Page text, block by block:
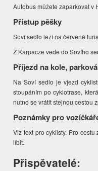
Autobus můžete zaparkovat v
Přístup pěšky
Soví sedlo leží na červené
Z Karpacze vede do Sovího
Příjezd na kole,
Na Soví sedlo je vjezd
stoupáním po cyklotrase,
nutno se vrátit stejnou cestou
Poznámky pro
Viz text pro cyklisty. Pro
líbit.
Přispěvatelé: